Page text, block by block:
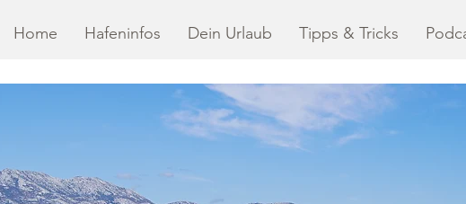
Home Hafeninfos Dein Urlaub Tipps & Tricks